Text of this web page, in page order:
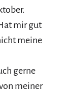
mir gut
meine
gerne
meiner